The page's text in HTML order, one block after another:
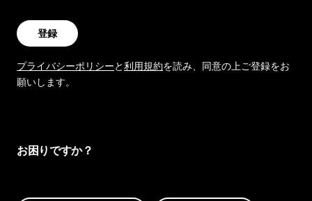
登録
プライバシーポリシーと利用規約を読み、同意の上ご登録をお
願いします。
お困りですか？